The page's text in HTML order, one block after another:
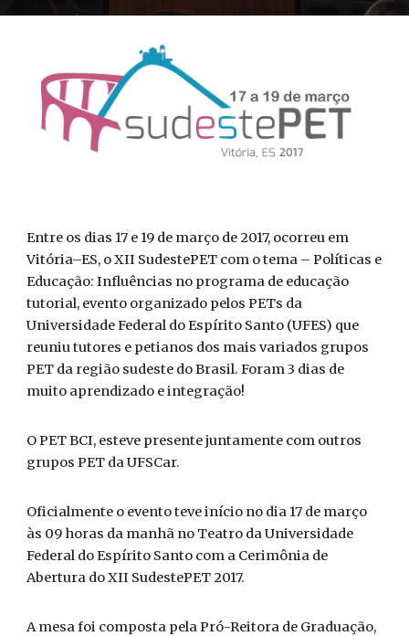
Entre os dias 17 e 19 de março de 2017, ocorreu em
Vitória–ES, o XII SudestePET com o tema – Políticas e
Educação: Influências no programa de educação
tutorial, evento organizado pelos PETs da
Universidade Federal do Espírito Santo (UFES) que
reuniu tutores e petianos dos mais variados grupos
PET da região sudeste do Brasil. Foram 3 dias de
muito aprendizado e integração!
O PET BCI, esteve presente juntamente com outros
grupos PET da UFSCar.
Oficialmente o evento teve início no dia 17 de março
às 09 horas da manhã no Teatro da Universidade
Federal do Espírito Santo com a Cerimônia de
Abertura do XII SudestePET 2017.
A mesa foi composta pela Pró-Reitora de Graduação,